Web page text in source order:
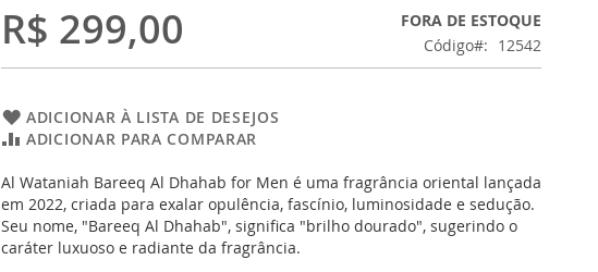
R$ 299,00
FORA DE ESTOQUE
Código
12542
ADICIONAR À LISTA DE DESEJOS
ADICIONAR PARA COMPARAR
Al Wataniah Bareeq Al Dhahab for Men é uma fragrância oriental lançada
em 2022, criada para exalar opulência, fascínio, luminosidade e sedução.
Seu nome, "Bareeq Al Dhahab", significa "brilho dourado", sugerindo o
caráter luxuoso e radiante da fragrância.